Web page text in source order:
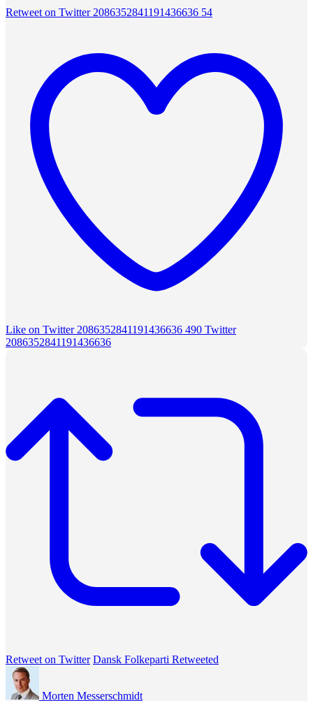
Retweet on Twitter 2086352841191436636 54
Like on Twitter 2086352841191436636 490 Twitter
2086352841191436636
Retweet on Twitter Dansk Folkeparti Retweeted
Morten Messerschmidt